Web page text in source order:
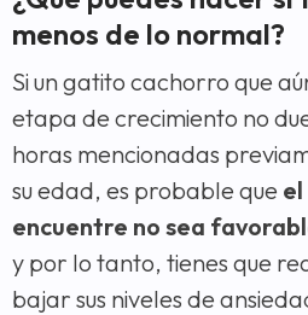
menos de lo normal?
Si un gatito cachorro que
etapa de crecimiento no
horas mencionadas
su edad, es probable que
encuentre no sea
y por lo tanto, tienes que
bajar sus niveles de